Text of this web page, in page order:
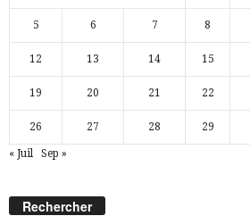
5 6 7 8
12 13 14 15
19 20 21 22
26 27 28 29
« Juil Sep »
Rechercher